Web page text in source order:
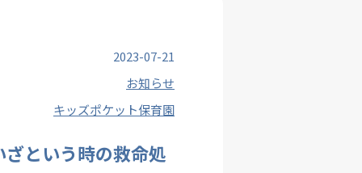
2023-07-21
お知らせ
キッズポケット保育園
ざという時の救命処